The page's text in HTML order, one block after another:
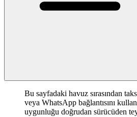
Bu sayfadaki havuz sırasından
veya WhatsApp bağlantısını
uygunluğu doğrudan sürücüden